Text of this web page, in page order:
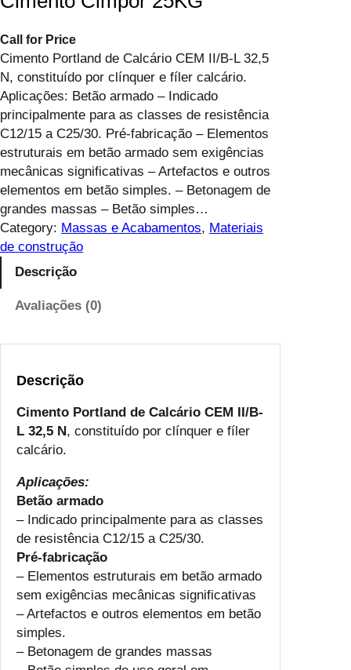
Call for Price
Cimento Portland de Calcário CEM II/B-L 32,5
N, constituído por clínquer e fíler calcário.
Aplicações: Betão armado – Indicado
principalmente para as classes de resistência
C12/15 a C25/30. Pré-fabricação – Elementos
estruturais em betão armado sem exigências
mecânicas significativas – Artefactos e outros
elementos em betão simples. – Betonagem de
grandes massas – Betão simples…
Category: Massas e Acabamentos, Materiais
de construção
Descrição
Avaliações (0)
Descrição
Cimento Portland de Calcário CEM II/B-
L 32,5 N , constituído por clínquer e fíler
calcário.
Aplicações:
Betão armado
– Indicado principalmente para as classes
de resistência C12/15 a C25/30.
Pré-fabricação
– Elementos estruturais em betão armado
sem exigências mecânicas significativas
– Artefactos e outros elementos em betão
simples.
– Betonagem de grandes massas